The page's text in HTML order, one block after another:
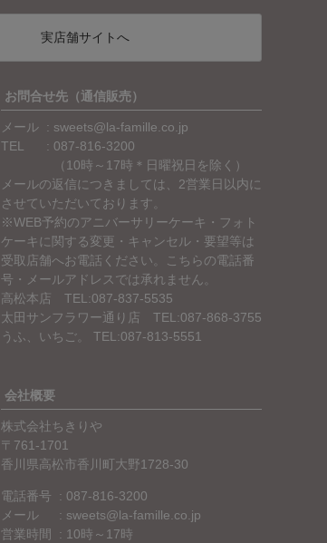
へ
実店舗サイトへ
お問合せ先（通信販売）
メール
sweets@la-famille.co.jp
TEL
087-816-3200
（10時～17時＊日曜祝日を除く）
メールの返信につきましては、2営業日以内に
させていただいております。
※WEB予約のアニバーサリーケーキ・フォト
ケーキに関する変更・キャンセル・要望等は
受取店舗へお電話ください。こちらの電話番
号・メールアドレスでは承れません。
高松本店 TEL:087-837-5535
太田サンフラワー通り店 TEL:087-868-3755
うふ、いちご。 TEL:087-813-5551
会社概要
株式会社ちきりや
761-1701
香川県高松市香川町大野1728-30
電話番号
087-816-3200
メール
sweets@la-famille.co.jp
営業時間
10時～17時